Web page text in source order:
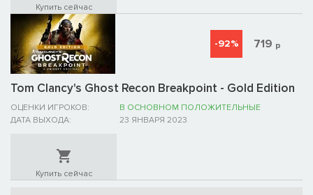
Купить сейчас
Tom Clancy's Ghost Recon Breakpoint - Gold Edition
ОЦЕНКИ ИГРОКОВ:
В ОСНОВНОМ ПОЛОЖИТЕЛЬНЫЕ
ДАТА ВЫХОДА:
23 ЯНВАРЯ 2023
-92% 719 р
Купить сейчас